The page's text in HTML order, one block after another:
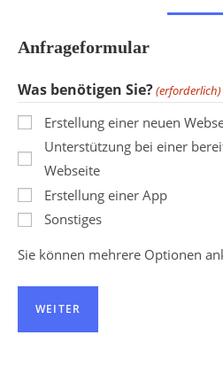
Anfrageformular
Was benötigen Sie?(erforderlich)
Erstellung einer neuen
Unterstützung bei einer
Webseite
Erstellung einer App
Sonstiges
Sie können mehrere Optionen